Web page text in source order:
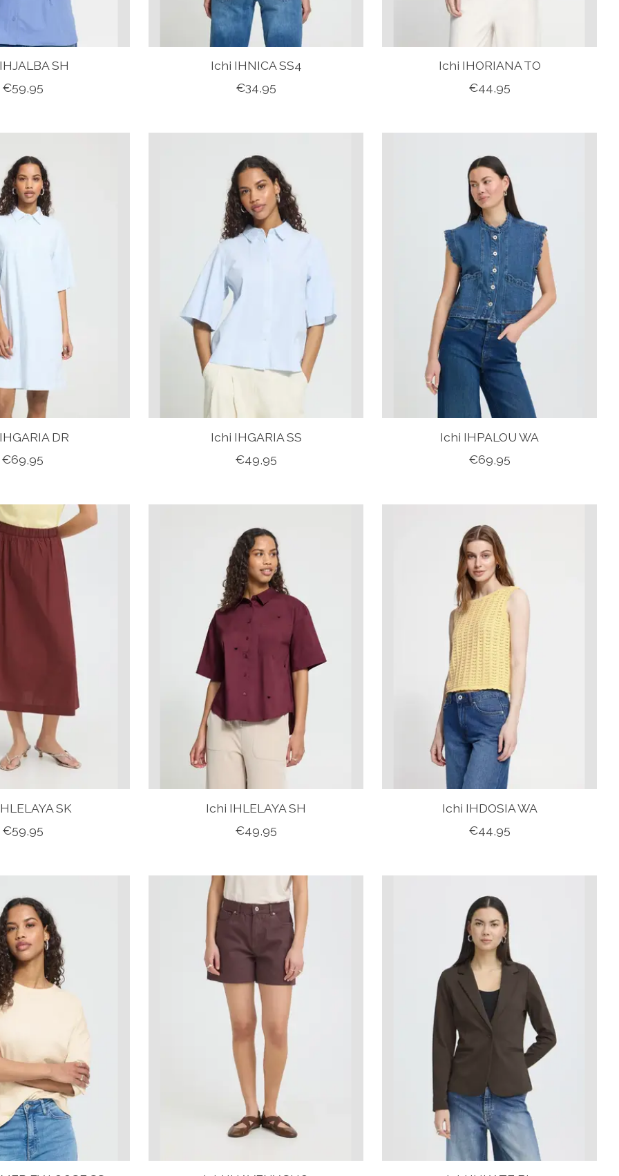
SH
€59,95
Ichi IHNICA SS4
€34,95
Ichi IHORIANA TO
€44,95
DR
€69,95
Ichi IHGARIA SS
€49,95
Ichi IHPALOU WA
€69,95
SK
€59,95
Ichi IHLELAYA SH
€49,95
Ichi IHDOSIA WA
€44,95